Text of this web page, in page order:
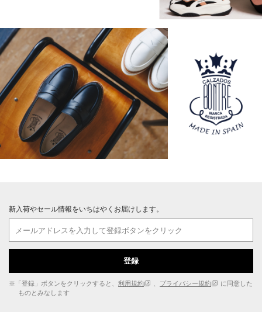
新入荷やセール情報をいちはやくお届けします。
登録
※「登録」ボタンをクリックすると、 利用規約 プライバシー規約
に同意した
ものとみなします